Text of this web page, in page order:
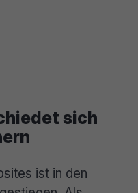
sich
ist in den